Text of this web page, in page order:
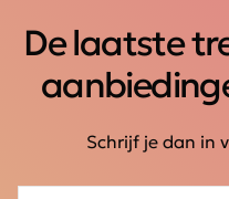
De laatste
Schrijf je dan in